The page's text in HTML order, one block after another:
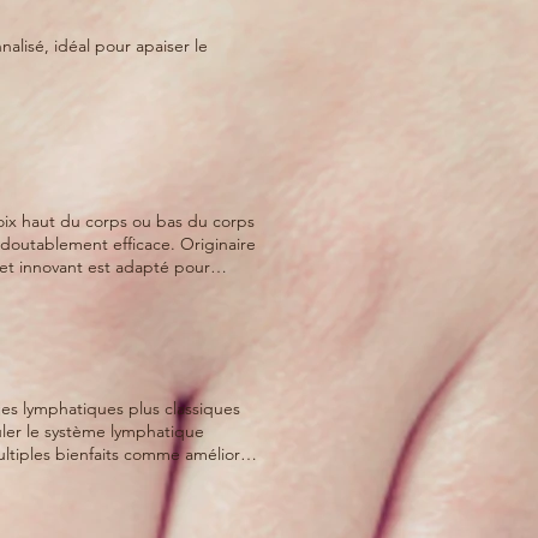
efficace. Originaire
innovant est adapté pour
résultats immédiats et
sur la cellulite sont reconnus,
relaxant, ciblé, personnalisé et 100% naturel.
lymphatiques plus classiques
le système lymphatique
réduire les ballonnements,
à la diminution de l’aspect